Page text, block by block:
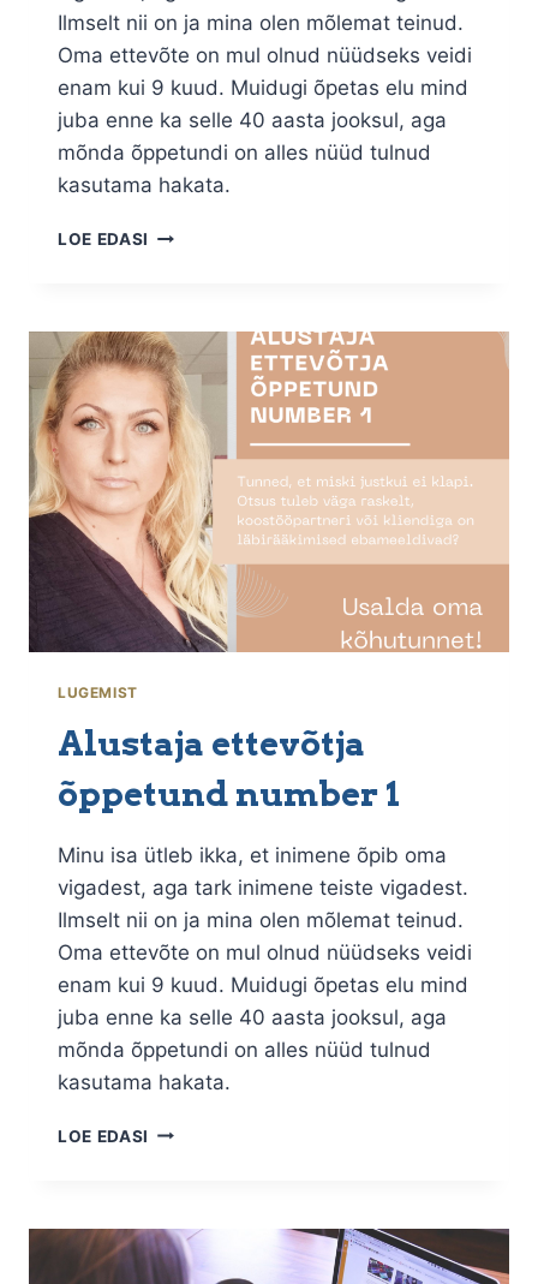
Ilmselt nii on ja mina olen mõlemat teinud.
Oma ettevõte on mul olnud nüüdseks veidi
enam kui 9 kuud. Muidugi õpetas elu mind
juba enne ka selle 40 aasta jooksul, aga
mõnda õppetundi on alles nüüd tulnud
kasutama hakata.
LOE EDASI ALUSTAJA
2
LUGEMIST
Alustaja ettevõtja
õppetund number 1
Minu isa ütleb ikka, et inimene õpib oma
vigadest, aga tark inimene teiste vigadest.
Ilmselt nii on ja mina olen mõlemat teinud.
Oma ettevõte on mul olnud nüüdseks veidi
enam kui 9 kuud. Muidugi õpetas elu mind
juba enne ka selle 40 aasta jooksul, aga
mõnda õppetundi on alles nüüd tulnud
kasutama hakata.
LOE EDASI ALUSTAJA
1